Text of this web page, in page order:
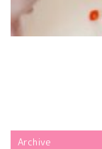
Archive